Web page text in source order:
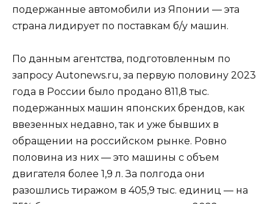
подержанные автомобили из Японии — эта
страна лидирует по поставкам б/у машин.
По данным агентства, подготовленным по
запросу Autonews.ru, за первую половину 2023
года в России было продано 811,8 тыс.
подержанных машин японских брендов, как
ввезенных недавно, так и уже бывших в
обращении на российском рынке. Ровно
половина из них — это машины с объем
двигателя более 1,9 л. За полгода они
разошлись тиражом в 405,9 тыс. единиц — на